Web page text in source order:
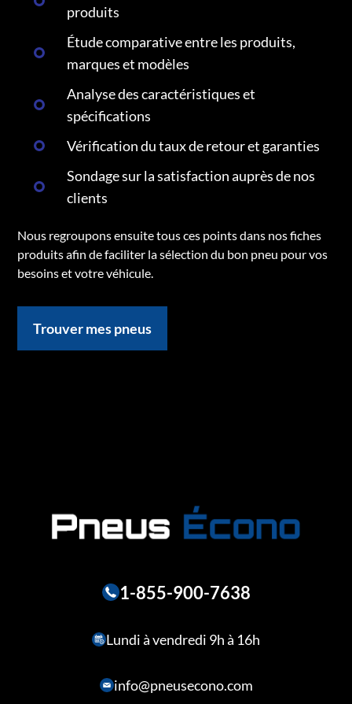
produits
Étude comparative entre les produits,
marques et modèles
Analyse des caractéristiques et
spécifications
Vérification du taux de retour et garanties
Sondage sur la satisfaction auprès de nos
clients
Nous regroupons ensuite tous ces points dans nos fiches
produits afin de faciliter la sélection du bon pneu pour vos
besoins et votre véhicule.
Trouver mes pneus
1-855-900-7638
Lundi à vendredi 9h à 16h
info@pneusecono.com